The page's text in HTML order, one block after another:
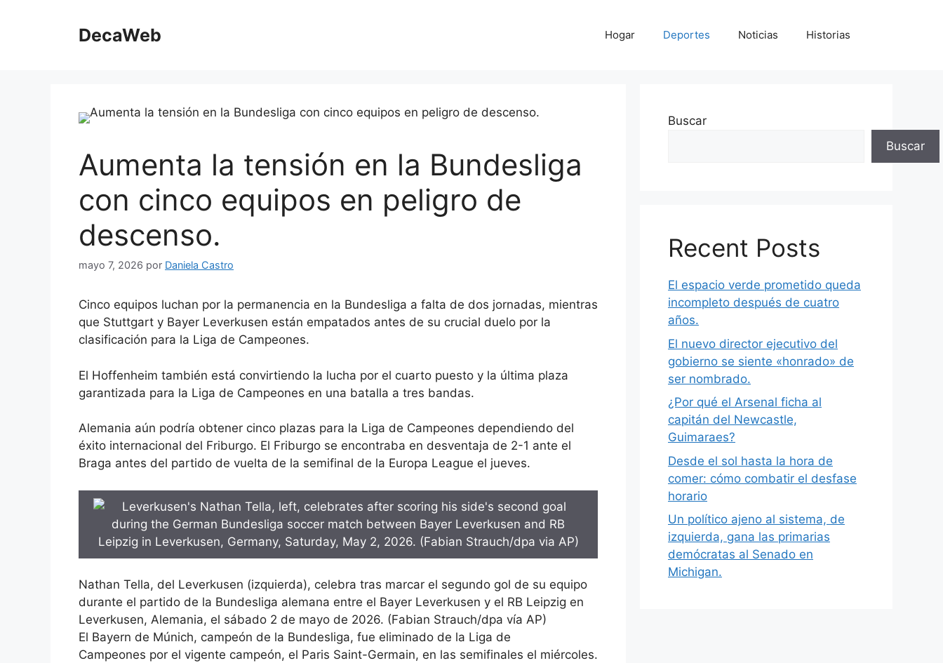
DecaWeb Hogar Deportes Noticias Historias
Aumenta la tensión en la Bundesliga
con cinco equipos en peligro de
descenso.
mayo 7, 2026 por Daniela Castro
Cinco equipos luchan por la permanencia en la Bundesliga a falta de dos jornadas, mientras
que Stuttgart y Bayer Leverkusen están empatados antes de su crucial duelo por la
clasificación para la Liga de Campeones.
El Hoffenheim también está convirtiendo la lucha por el cuarto puesto y la última plaza
garantizada para la Liga de Campeones en una batalla a tres bandas.
Alemania aún podría obtener cinco plazas para la Liga de Campeones dependiendo del
éxito internacional del Friburgo. El Friburgo se encontraba en desventaja de 2-1 ante el
Braga antes del partido de vuelta de la semifinal de la Europa League el jueves.
Nathan Tella, del Leverkusen (izquierda), celebra tras marcar el segundo gol de su equipo
durante el partido de la Bundesliga alemana entre el Bayer Leverkusen y el RB Leipzig en
Leverkusen, Alemania, el sábado 2 de mayo de 2026. (Fabian Strauch/dpa vía AP)
El Bayern de Múnich, campeón de la Bundesliga, fue eliminado de la Liga de
Campeones por el vigente campeón, el Paris Saint-Germain, en las semifinales el miércoles.
Buscar
Buscar
Recent Posts
El espacio verde prometido queda
incompleto después de cuatro
años.
El nuevo director ejecutivo del
gobierno se siente «honrado» de
ser nombrado.
¿Por qué el Arsenal ficha al
capitán del Newcastle,
Guimaraes?
Desde el sol hasta la hora de
comer: cómo combatir el desfase
horario
Un político ajeno al sistema, de
izquierda, gana las primarias
demócratas al Senado en
Michigan.